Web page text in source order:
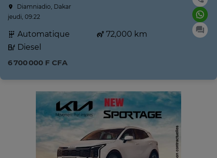
Diamniadio, Dakar
jeudi, 09:22
Automatique
72,000 km
Diesel
6 700 000 F CFA